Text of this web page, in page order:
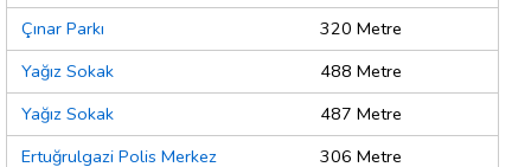
Çınar Parkı
320 Metre
Yağız Sokak
488 Metre
Yağız Sokak
487 Metre
Ertuğrulgazi Polis Merkez
306 Metre